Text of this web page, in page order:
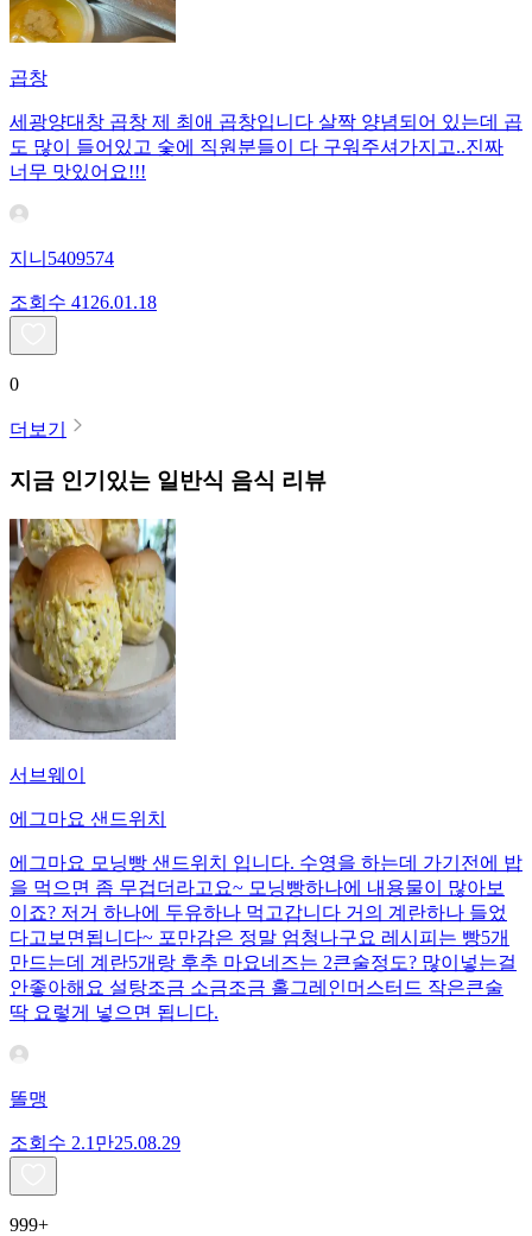
곱창
세광양대창 곱창 제 최애 곱창입니다 살짝 양념되어 있는데 곱
도 많이 들어있고 숯에 직원분들이 다 구워주셔가지고..진짜
너무 맛있어요!!!
지니5409574
조회수 41 26.01.18
0
더보기
지금 인기있는 일반식 음식 리뷰
서브웨이
에그마요 샌드위치
에그마요 모닝빵 샌드위치 입니다. 수영을 하는데 가기전에 밥
을 먹으면 좀 무겁더라고요~ 모닝빵하나에 내용물이 많아보
이죠? 저거 하나에 두유하나 먹고갑니다 거의 계란하나 들었
다고보면됩니다~ 포만감은 정말 엄청나구요 레시피는 빵5개
만드는데 계란5개랑 후추 마요네즈는 2큰술정도? 많이넣는걸
안좋아해요 설탕조금 소금조금 홀그레인머스터드 작은큰술
딱 요렇게 넣으면 됩니다.
똘맹
조회수 2.1만25.08.29
999+